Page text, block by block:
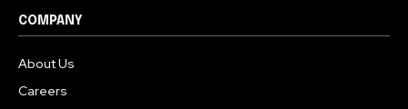
COMPANY
About Us
Careers